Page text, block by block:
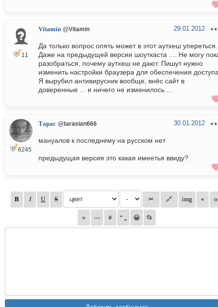
11
Vitamin @Vitamin 29.01.2012
Да только вопрос опять может в этот аутхеш упереться.
Даже на предыдущей версии шоуткаста .... Не могу
разобраться, почему аутхеш не дают. Пишут нужно
изменить настройки браузера для обеспечения
Я вырубил антивирусник вообще, внёс сайт в
доверенные ... и ничего не изменилось ...
6245
Тарас @tarasian666 30.01.2012
мануалов к последнему на русском нет
предыдущая версия это какая имеетья ввиду?